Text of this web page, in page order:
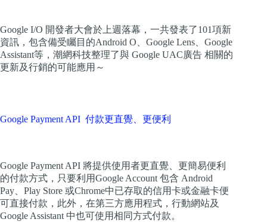
Google I/O 開發者大會於上週落幕，一共發表了101項新
資訊，包含備受矚目的Android O、Google Lens、Google
Assistant等，潮網科技整理了與 Google UAC廣告 相關的
更新及行銷的可能應用～
Google Payment API 付款更直覺、更便利
Google Payment API 將提供使用者更直覺、更簡易便利
的付款方式，只要利用Google Account 包含 Android
Pay、Play Store 或Chrome中已存取的信用卡或金融卡便
可直接付款，此外，在第三方應用程式，行動網站及
Google Assistant 中也可使用相同方式付款。